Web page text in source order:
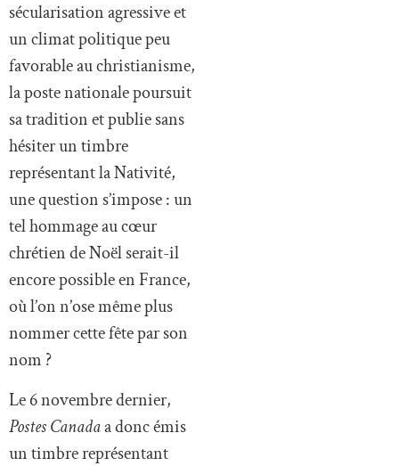
sécularisation agressive et
un climat politique peu
favorable au christianisme,
la poste nationale poursuit
sa tradition et publie sans
hésiter un timbre
représentant la Nativité,
une question s’impose : un
tel hommage au cœur
chrétien de Noël serait-il
encore possible en France,
où l’on n’ose même plus
nommer cette fête par son
nom ?
Le 6 novembre dernier,
Postes Canadaa donc émis
un timbre représentant